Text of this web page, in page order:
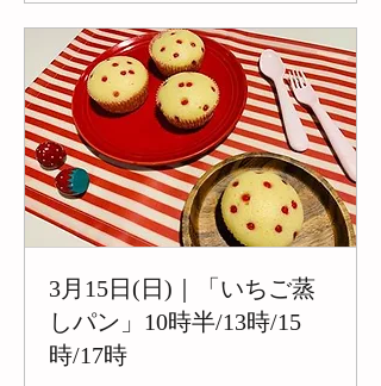
3月15日(日)｜「いちご蒸
しパン」10時半/13時/15
時/17時